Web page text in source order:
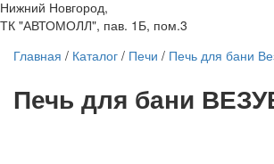
Нижний Новгород,
ТК "АВТОМОЛЛ", пав. 1Б, пом.3
Главная / Каталог / Печи / Печь для бани
Печь для бани